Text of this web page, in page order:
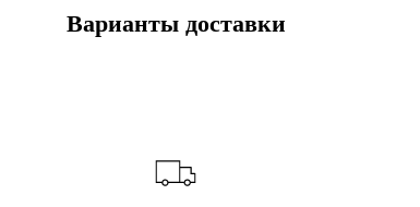
Варианты доставки